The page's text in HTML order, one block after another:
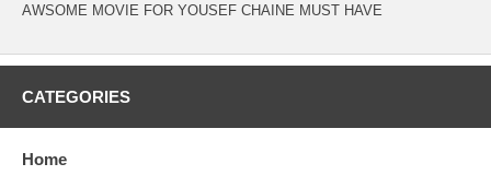
AWSOME MOVIE FOR YOUSEF CHAINE MUST HAVE
CATEGORIES
Home